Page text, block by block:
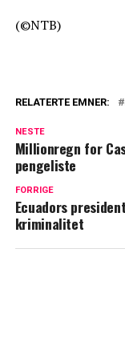
(©NTB)
RELATERTE EMNER:
NESTE
Millionregn for
pengeliste
FORRIGE
Ecuadors
kriminalitet